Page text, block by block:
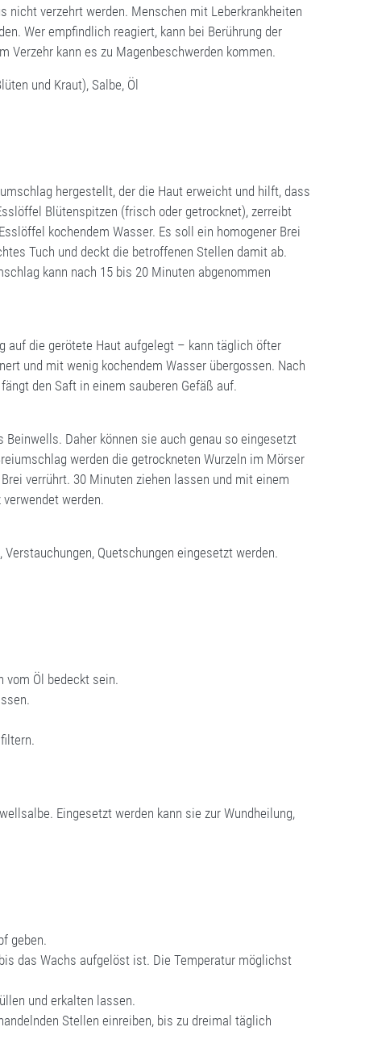
nicht verzehrt werden. Menschen mit Leberkrankheiten
Wer empfindlich reagiert, kann bei Berührung der
Verzehr kann es zu Magenbeschwerden kommen.
und Kraut), Salbe, Öl
hergestellt, der die Haut erweicht und hilft, dass
Blütenspitzen (frisch oder getrocknet), zerreibt
kochendem Wasser. Es soll ein homogener Brei
Tuch und deckt die betroffenen Stellen damit ab.
kann nach 15 bis 20 Minuten abgenommen
auf die gerötete Haut aufgelegt – kann täglich öfter
und mit wenig kochendem Wasser übergossen. Nach
den Saft in einem sauberen Gefäß auf.
Daher können sie auch genau so eingesetzt
werden die getrockneten Wurzeln im Mörser
verrührt. 30 Minuten ziehen lassen und mit einem
werden.
Quetschungen eingesetzt werden.
vom Öl bedeckt sein.
Eingesetzt werden kann sie zur Wundheilung,
geben.
das Wachs aufgelöst ist. Die Temperatur möglichst
und erkalten lassen.
Stellen einreiben, bis zu dreimal täglich